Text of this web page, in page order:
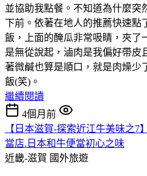
並協助我點餐。不知道為什麼突
下前。依著在地人的推薦快速點
飯，上面的醃瓜非常吸睛，夾了
是無從說起，滷肉是我偏好帶皮
著微鹹也算是順口，就是肉燥少
飯(笑)。
繼續閱讀
4個月前
【日本滋賀-探索近江牛美味之7
當店.日本和牛便當初心之味
近畿-滋賀 國外旅遊